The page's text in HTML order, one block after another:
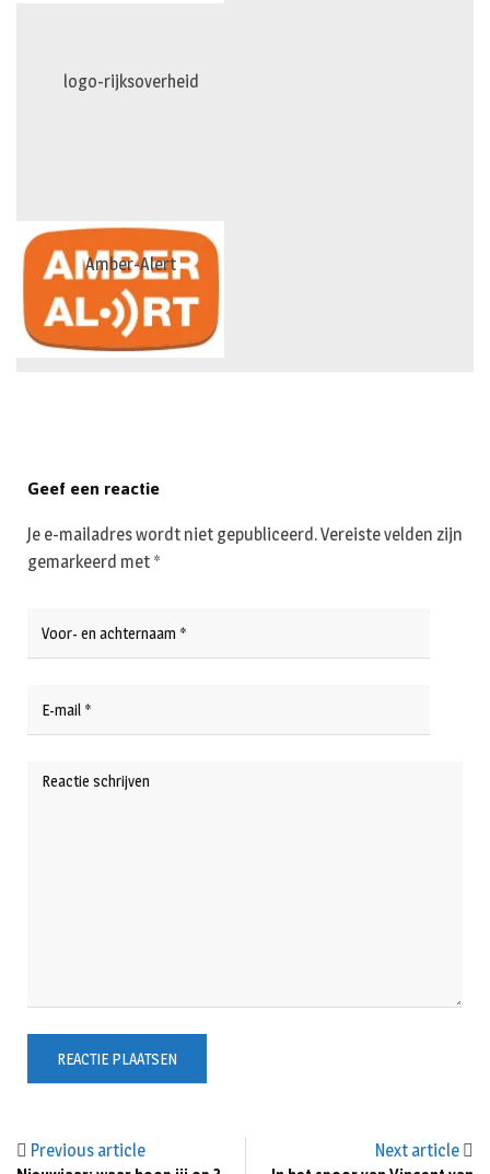
logo-rijksoverheid
Amber-Alert
Previous article Next article
Geef een reactie
Je e-mailadres wordt niet gepubliceerd.Vereiste velden zijn
gemarkeerd met *